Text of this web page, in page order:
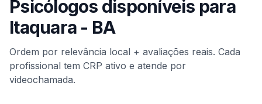
Psicólogos disponíveis para
Itaquara - BA
Ordem por relevância local + avaliações reais. Cada
profissional tem CRP ativo e atende por
videochamada.